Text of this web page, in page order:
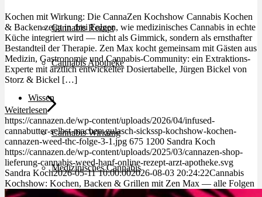
Cannabis Rezept
Cannabis Apotheke
Wissen
Cannabis Wirkung
Medizinisches Cannabis
Kochen mit Wirkung: Die CannaZen Kochshow Cannabis Kochen
& Backen zeigt in drei Folgen, wie medizinisches Cannabis in echte
Küche integriert wird — nicht als Gimmick, sondern als ernsthafter
Bestandteil der Therapie. Zen Max kocht gemeinsam mit Gästen aus
Medizin, Gastronomie und Cannabis-Community: ein Extraktions-
Experte mit ärztlich entwickelter Dosiertabelle, Jürgen Bickel von
Storz & Bickel […]
Weiterlesen
https://cannazen.de/wp-content/uploads/2026/04/infused-
cannabutter-selbst-machen-gulasch-sickssp-kochshow-kochen-
cannazen-weed-thc-folge-3-1.jpg 675 1200 Sandra Koch
https://cannazen.de/wp-content/uploads/2025/03/cannazen-shop-
lieferung-cannabis-weed-hanf-online-rezept-arzt-apotheke.svg
Sandra Koch2026-05-11 10:00:002026-08-03 20:24:22Cannabis
Kochshow: Kochen, Backen & Grillen mit Zen Max — alle Folgen